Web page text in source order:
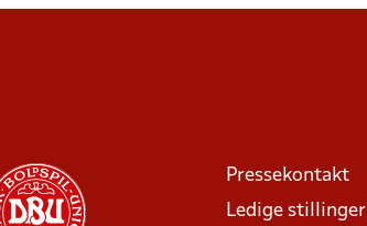
Pressekontakt
Ledige stillinger